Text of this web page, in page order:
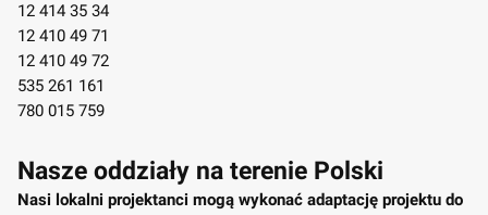
12 414 35 34
12 410 49 71
12 410 49 72
535 261 161
780 015 759
Nasze oddziały na terenie Polski
Nasi lokalni projektanci mogą wykonać adaptację projektu do